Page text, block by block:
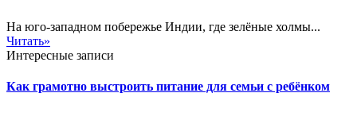
На юго-западном побережье Индии, где зелёные холмы...
Читать»
Интересные записи
Как грамотно выстроить питание для семьи с ребёнком